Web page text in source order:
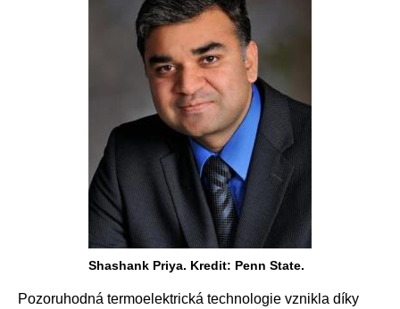
Shashank Priya. Kredit: Penn State.
Pozoruhodná termoelektrická technologie vznikla díky